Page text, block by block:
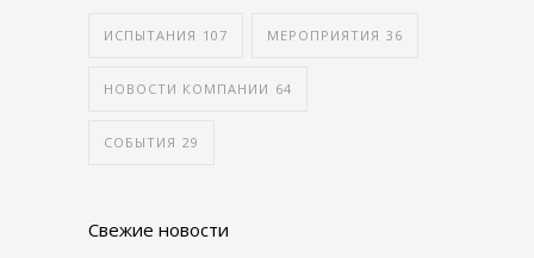
ИСПЫТАНИЯ 107 МЕРОПРИЯТИЯ 36
НОВОСТИ КОМПАНИИ 64
СОБЫТИЯ 29
Свежие новости